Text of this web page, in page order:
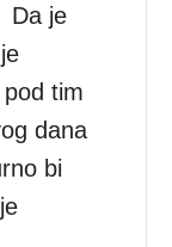
Da je
tim
dana
bi